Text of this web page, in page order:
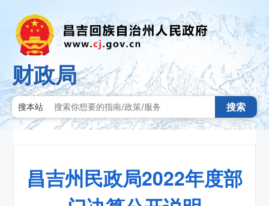
财政局
搜本站 搜索
昌吉州民政局2022年度部